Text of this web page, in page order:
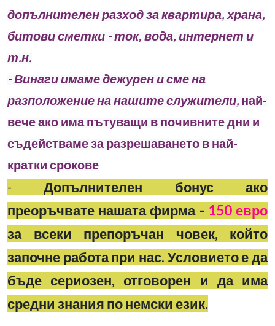
допълнителен разход за квартира, храна,
битови сметки - ток, вода, интернет и
т.н.
- Винаги имаме дежурен и сме на
разположение на нашите служители, най-
вече ако има пътуващи в почивните дни и
съдействаме за разрешаването в най-
кратки срокове
- Допълнителен бонус ако
преоръчвате нашата фирма - 150 евро
за всеки препоръчан човек, който
започне работа при нас. Условието е да
бъде сериозен, отговорен и да има
средни знания по немски език.